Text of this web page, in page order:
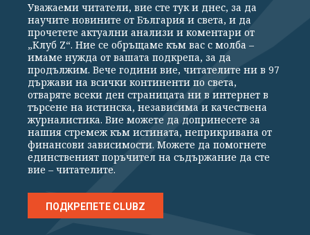
Общи условия
Политика за поверителност
Реклама
Партньори Контакти
За Клуб Z
Екип
Подкрепете ни
Издател на www.clubz.bg е „Клуб Зебра Медия“ ЕООД, София, ул. "Алеко
Константинов" 3. Всички права запазени 2026 „Клуб Зебра Медия“
Препечатването на материали, снимки и видео от www.clubz.bg без
разрешение ще бъде преследвано по съдебен път, съгласно
ОБЩИТЕ УСЛОВИЯ
Уважаеми читатели, вие сте тук и днес, за да
научите новините от България и света, и да
прочетете актуални анализи и коментари от
„Клуб Z“. Ние се обръщаме към вас с молба –
имаме нужда от вашата подкрепа, за да
продължим. Вече години вие, читателите ни в 97
държави на всички континенти по света,
отваряте всеки ден страницата ни в интернет в
търсене на истинска, независима и качествена
журналистика. Вие можете да допринесете за
нашия стремеж към истината, неприкривана от
финансови зависимости. Можете да помогнете
единственият поръчител на съдържание да сте
вие – читателите.
ПОДКРЕПЕТЕ CLUBZ